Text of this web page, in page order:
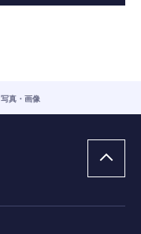
写真・画像